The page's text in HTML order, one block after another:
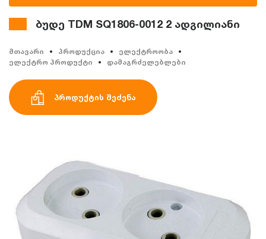
ბუდე TDM SQ1806-0012 2 ადგილიანი
მთავარი პროდუქცია
ელექტროობა
ელექტრო პროდუქტი
დამაგრძელებლები
პროდუქტის შეძენა